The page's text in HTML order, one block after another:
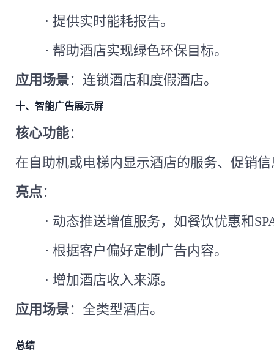
· 提供实时能耗报告。
· 帮助酒店实现绿色环保目标。
应用场景：连锁酒店和度假酒店。
十、智能广告展示屏
核心功能：
在自助机或电梯内显示酒店的服务、促销
亮点 ：
· 动态推送增值服务，如餐饮优惠和
· 根据客户偏好定制广告内容。
· 增加酒店收入来源。
应用场景：全类型酒店。
总结